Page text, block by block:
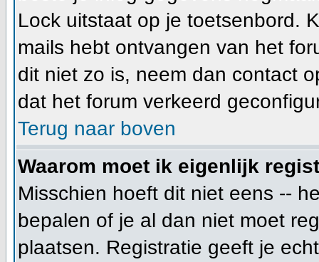
Lock uitstaat op je toetsenbord.
mails hebt ontvangen van het
dit niet zo is, neem dan contact
dat het forum verkeerd
Terug naar boven
Waarom moet ik eigenlijk
Misschien hoeft dit niet eens --
bepalen of je al dan niet moet
plaatsen. Registratie geeft je